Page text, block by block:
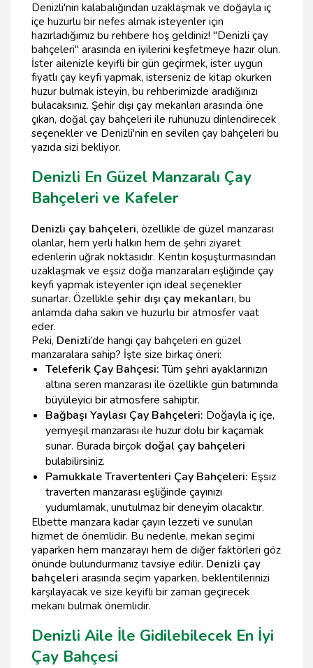
Denizli'nin kalabalığından uzaklaşmak ve doğayla iç
içe huzurlu bir nefes almak isteyenler için
hazırladığımız bu rehbere hoş geldiniz! "Denizli çay
bahçeleri" arasında en iyilerini keşfetmeye hazır olun.
İster ailenizle keyifli bir gün geçirmek, ister uygun
fiyatlı çay keyfi yapmak, isterseniz de kitap okurken
huzur bulmak isteyin, bu rehberimizde aradığınızı
bulacaksınız. Şehir dışı çay mekanları arasında öne
çıkan, doğal çay bahçeleri ile ruhunuzu dinlendirecek
seçenekler ve Denizli'nin en sevilen çay bahçeleri bu
yazıda sizi bekliyor.
Denizli En Güzel Manzaralı Çay
Bahçeleri ve Kafeler
Denizli çay bahçeleri, özellikle de güzel manzarası
olanlar, hem yerli halkın hem de şehri ziyaret
edenlerin uğrak noktasıdır. Kentin koşuşturmasından
uzaklaşmak ve eşsiz doğa manzaraları eşliğinde çay
keyfi yapmak isteyenler için ideal seçenekler
sunarlar. Özellikle şehir dışı çay mekanları, bu
anlamda daha sakin ve huzurlu bir atmosfer vaat
eder.
Peki, Denizli’de hangi çay bahçeleri en güzel
manzaralara sahip? İşte size birkaç öneri:
Teleferik Çay Bahçesi:Tüm şehri ayaklarınızın
altına seren manzarası ile özellikle gün batımında
büyüleyici bir atmosfere sahiptir.
Bağbaşı Yaylası Çay Bahçeleri: Doğayla iç içe,
yemyeşil manzarası ile huzur dolu bir kaçamak
sunar. Burada birçok doğal çay bahçeleri
bulabilirsiniz.
Pamukkale Travertenleri Çay Bahçeleri: Eşsiz
traverten manzarası eşliğinde çayınızı
yudumlamak, unutulmaz bir deneyim olacaktır.
Elbette manzara kadar çayın lezzeti ve sunulan
hizmet de önemlidir. Bu nedenle, mekan seçimi
yaparken hem manzarayı hem de diğer faktörleri göz
önünde bulundurmanız tavsiye edilir. Denizli çay
bahçeleri arasında seçim yaparken, beklentilerinizi
karşılayacak ve size keyifli bir zaman geçirecek
mekanı bulmak önemlidir.
Denizli Aile İle Gidilebilecek En İyi
Çay Bahçesi